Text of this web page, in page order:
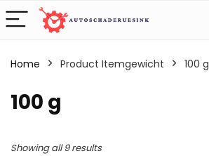
Home Product Itemgewicht ‎100 g
‎100 g
Showing all 9 results